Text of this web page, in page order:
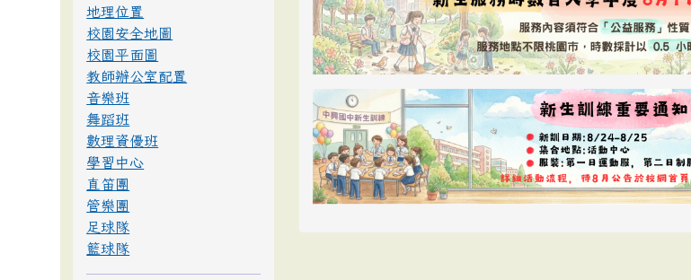
地理位置
校園安全地圖
校園平面圖
教師辦公室配置
音樂班
舞蹈班
數理資優班
學習中心
直笛團
管樂團
足球隊
籃球隊